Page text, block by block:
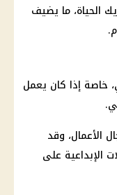
الحياة، ما يضيف
خاصة إذا كان يعمل
الأعمال، وقد
الإبداعية على